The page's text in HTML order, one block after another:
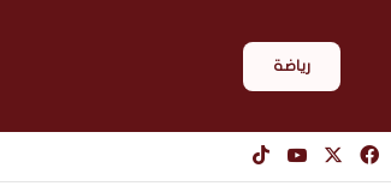
رياضة
فيسبوك‫YouTube